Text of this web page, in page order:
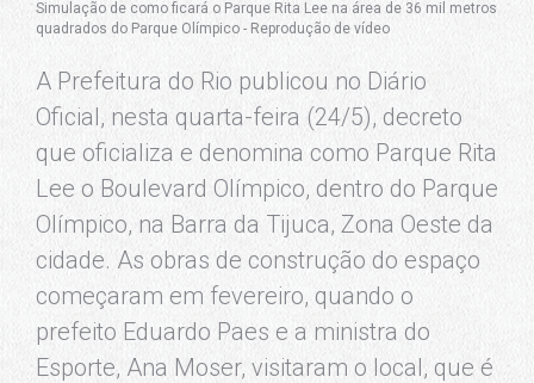
Simulação de como ficará o Parque Rita Lee na área de 36 mil metros
quadrados do Parque Olímpico - Reprodução de vídeo
A Prefeitura do Rio publicou no Diário
Oficial, nesta quarta-feira (24/5), decreto
que oficializa e denomina como Parque Rita
Lee o Boulevard Olímpico, dentro do Parque
Olímpico, na Barra da Tijuca, Zona Oeste da
cidade. As obras de construção do espaço
começaram em fevereiro, quando o
prefeito Eduardo Paes e a ministra do
Esporte, Ana Moser, visitaram o local, que é